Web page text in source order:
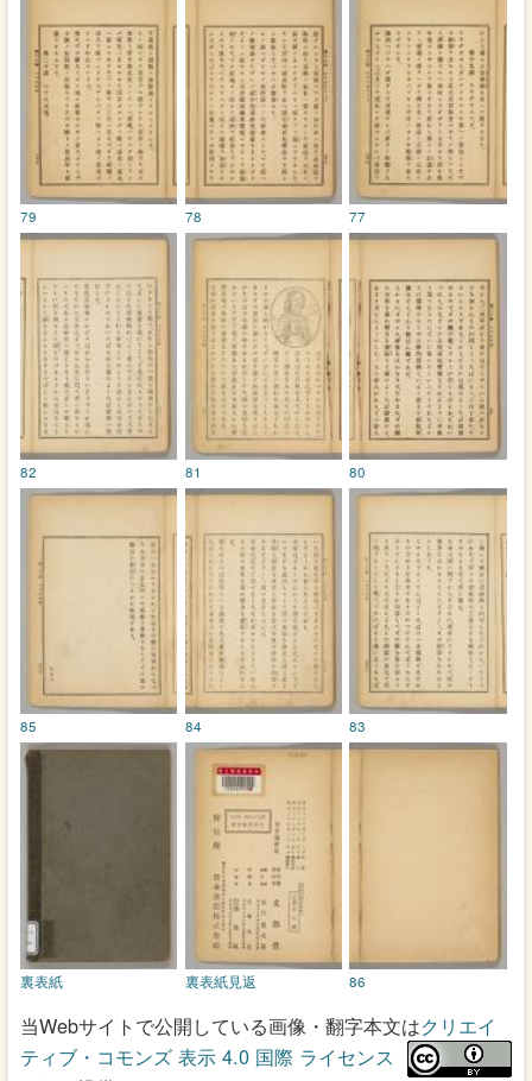
77
78
79
80
81
82
83
84
85
86
裏表紙見返
裏表紙
当Webサイトで公開している画像・翻字本文はクリエイ
ティブ・コモンズ 表示 4.0 国際 ライセンス